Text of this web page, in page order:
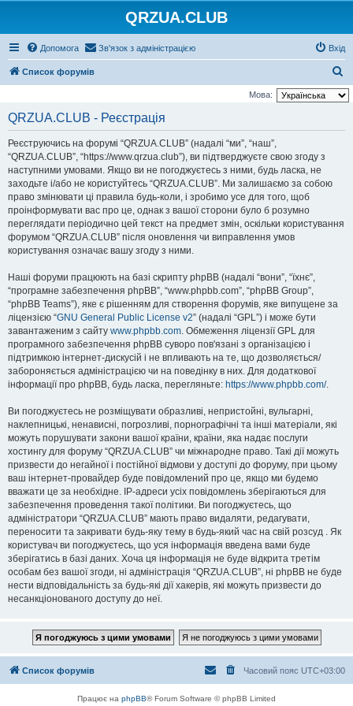
QRZUA.CLUB
Допомога Зв'язок з адміністрацією Вхід
Список форумів
о
Мова:
QRZUA.CLUB - Реєстрація
Реєструючись на форумі “QRZUA.CLUB” (надалі “ми”, “наш”,
“QRZUA.CLUB”, “https://www.qrzua.club”), ви підтверджуєте свою згоду з
наступними умовами. Якщо ви не погоджуєтесь з ними, будь ласка, не
заходьте і/або не користуйтесь “QRZUA.CLUB”. Ми залишаємо за собою
право змінювати ці правила будь-коли, і зробимо усе для того, щоб
проінформувати вас про це, однак з вашої сторони було б розумно
переглядати періодично цей текст на предмет змін, оскільки користування
форумом “QRZUA.CLUB” після оновлення чи виправлення умов
користування означає вашу згоду з ними.
Наші форуми працюють на базі скрипту phpBB (надалі “вони”, “їхнє”,
“програмне забезпечення phpBB”, “www.phpbb.com”, “phpBB Group”,
“phpBB Teams”), яке є рішенням для створення форумів, яке випущене за
ліцензією “GNU General Public License v2” (надалі “GPL”) і може бути
завантаженим з сайту www.phpbb.com. Обмеження ліцензії GPL для
програмного забезпечення phpBB суворо пов'язані з організацією і
підтримкою інтернет-дискусій і не впливають на те, що дозволяється/
забороняється адміністрацією чи на поведінку в них. Для додаткової
інформації про phpBB, будь ласка, перегляньте: https://www.phpbb.com/.
Ви погоджуєтесь не розміщувати образливі, непристойні, вульгарні,
наклепницькі, ненависні, погрозливі, порнографічні та інші матеріали, які
можуть порушувати закони вашої країни, країни, яка надає послуги
хостингу для форуму “QRZUA.CLUB” чи міжнародне право. Такі дії можуть
призвести до негайної і постійної відмови у доступі до форуму, при цьому
ваш інтернет-провайдер буде повідомлений про це, якщо ми будемо
вважати це за необхідне. IP-адреси усіх повідомлень зберігаються для
забезпечення проведення такої політики. Ви погоджуєтесь, що
адміністратори “QRZUA.CLUB” мають право видаляти, редагувати,
переносити та закривати будь-яку тему в будь-який час на свій розсуд . Як
користувач ви погоджуєтесь, що уся інформація введена вами буде
зберігатись в базі даних. Хоча ця інформація не буде відкрита третім
особам без вашої згоди, ні адміністрація “QRZUA.CLUB”, ні phpBB не буде
нести відповідальність за будь-які дії хакерів, які можуть призвести до
несанкціонованого доступу до неї.
Список форумів Часовий пояс UTC+03:00
Працює на phpBB® Forum Software © phpBB Limited